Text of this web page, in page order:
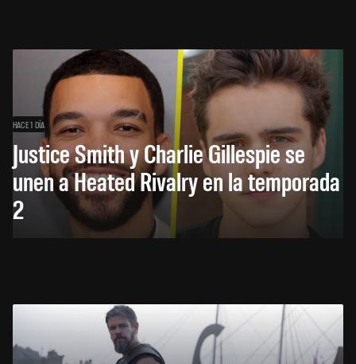
HACE 1 DÍA
Justice Smith y Charlie Gillespie se
unen a Heated Rivalry en la temporada
2